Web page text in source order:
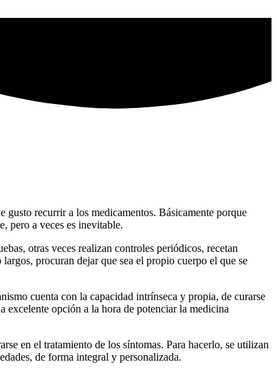
gusto recurrir a los medicamentos. Básicamente porque
pero a veces es inevitable.
otras veces realizan controles periódicos, recetan
procuran dejar que sea el propio cuerpo el que se
cuenta con la capacidad intrínseca y propia, de curarse
excelente opción a la hora de potenciar la medicina
en el tratamiento de los síntomas. Para hacerlo, se utilizan
de forma integral y personalizada.